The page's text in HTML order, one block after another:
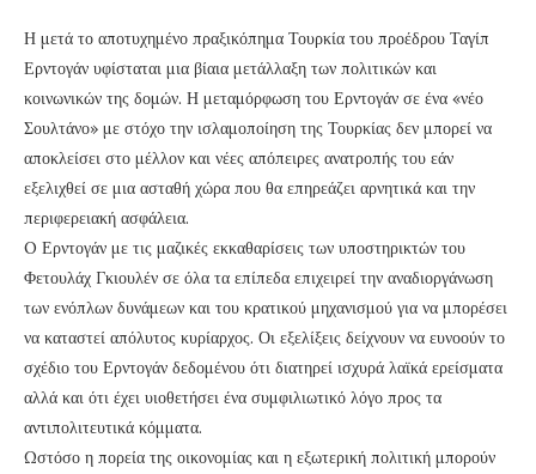
Η μετά το αποτυχημένο πραξικόπημα Τουρκία του προέδρου Ταγίπ
Ερντογάν υφίσταται μια βίαια μετάλλαξη των πολιτικών και
κοινωνικών της δομών. Η μεταμόρφωση του Ερντογάν σε ένα «νέο
Σουλτάνο» με στόχο την ισλαμοποίηση της Τουρκίας δεν μπορεί να
αποκλείσει στο μέλλον και νέες απόπειρες ανατροπής του εάν
εξελιχθεί σε μια ασταθή χώρα που θα επηρεάζει αρνητικά και την
περιφερειακή ασφάλεια.
O Ερντογάν με τις μαζικές εκκαθαρίσεις των υποστηρικτών του
Φετουλάχ Γκιουλέν σε όλα τα επίπεδα επιχειρεί την αναδιοργάνωση
των ενόπλων δυνάμεων και του κρατικού μηχανισμού για να μπορέσει
να καταστεί απόλυτος κυρίαρχος. Οι εξελίξεις δείχνουν να ευνοούν το
σχέδιο του Ερντογάν δεδομένου ότι διατηρεί ισχυρά λαϊκά ερείσματα
αλλά και ότι έχει υιοθετήσει ένα συμφιλιωτικό λόγο προς τα
αντιπολιτευτικά κόμματα.
Ωστόσο η πορεία της οικονομίας και η εξωτερική πολιτική μπορούν